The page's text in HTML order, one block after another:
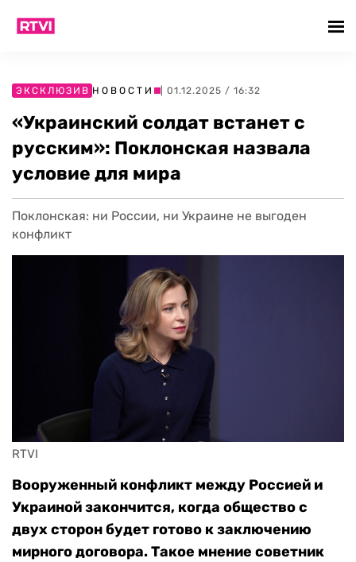
ЭКСКЛЮЗИВ НОВОСТИ | 01.12.2025 / 16:32
«Украинский солдат встанет с
русским»: Поклонская назвала
условие для мира
Поклонская: ни России, ни Украине не выгоден
конфликт
RTVI
Вооруженный конфликт между Россией и
Украиной закончится, когда общество с
двух сторон будет готово к заключению
мирного договора. Такое мнение советник